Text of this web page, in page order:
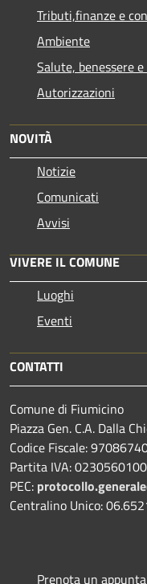
Tributi,finanze e
Ambiente
Salute, benessere
Autorizzazioni
NOVITÀ
Notizie
Comunicati
Avvisi
VIVERE IL COMUNE
Luoghi
Eventi
CONTATTI
Comune di Fiumicino
Piazza Gen. C.A. Dalla
Codice Fiscale:
Partita IVA:
PEC:
Centralino Unico:
Prenota un